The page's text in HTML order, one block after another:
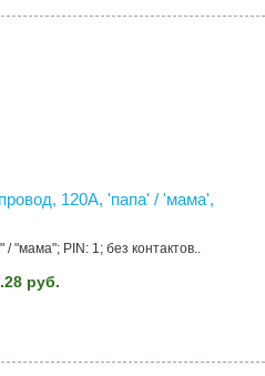
120A, 'папа' / 'мама',
"мама"; PIN: 1; без контактов..
руб.